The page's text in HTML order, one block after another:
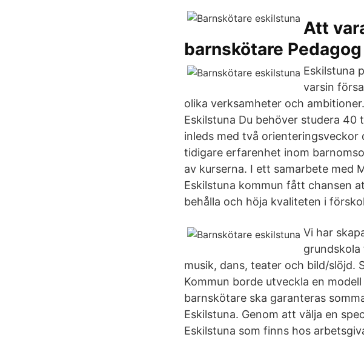
Att
barnskötare
Eskilstuna
varsin
olika verksamheter och
Eskilstuna Du behöver studera
inleds med två
tidigare erfarenhet inom
av kurserna. I ett samarbete med
Eskilstuna kommun fått chansen
behålla och höja kvaliteten i
Vi har
musik, dans, teater och bild/slöjd.
Kommun borde utveckla en
barnskötare ska garanteras
Eskilstuna. Genom att välja en
Eskilstuna som finns hos